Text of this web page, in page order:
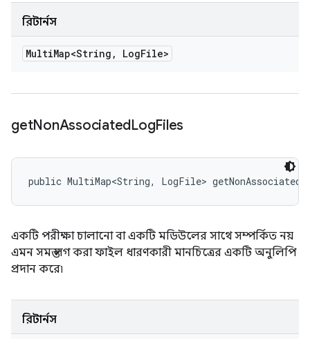
রিটার্নস
MultiMap<String , LogFile>
getNonAssociatedLogFiles
public MultiMap<String, LogFile>
একটি পরীক্ষা চালানো বা একটি মডিউলের সাথে সম্পর্কিত নয়
এমন সমস্ত লগ করা ফাইল ধারণকারী মানচিত্রের একটি অনুলিপি
প্রদান করে৷
রিটার্নস